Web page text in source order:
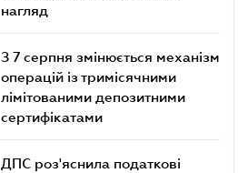
нагляд
З 7 серпня змінюється механізм
операцій із тримісячними
лімітованими депозитними
сертифікатами
ДПС роз'яснила податкові